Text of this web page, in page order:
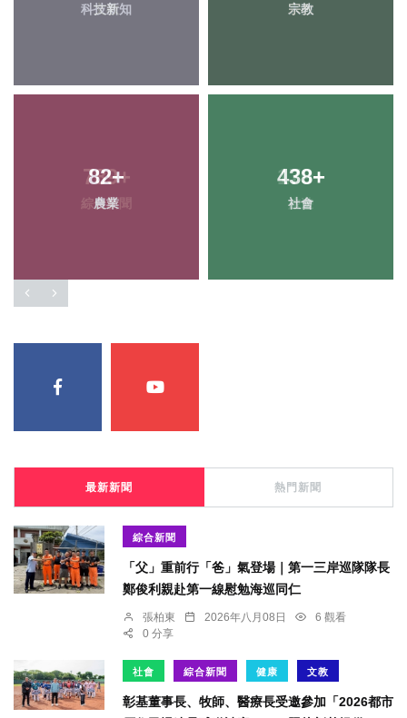
科技新知 宗教
82+
農業
438+
社會
文教 大陸
789+
綜合新聞
179+
旅遊
最新新聞 熱門新聞
綜合新聞
「父」重前行「爸」氣登場｜第一三岸巡隊隊長
鄭俊利親赴第一線慰勉海巡同仁
張柏東 2026年八月08日
6 觀看
0 分享
社會 綜合新聞 健康 文教
彰基董事長、牧師、醫療長受邀參加「2026都市